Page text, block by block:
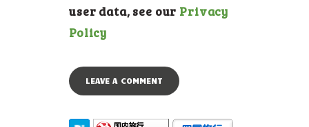
user data, see our Privacy
Policy